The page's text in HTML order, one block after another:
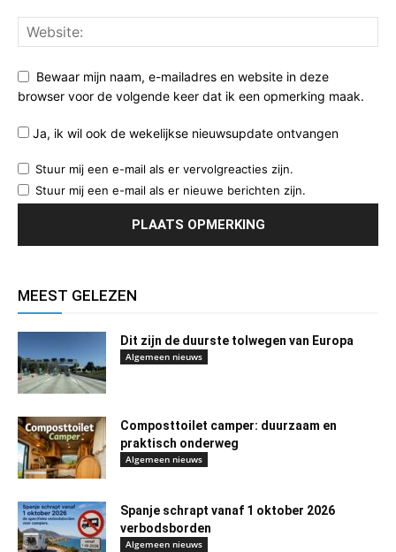
Bewaar mijn naam, e-mailadres en website in deze
browser voor de volgende keer dat ik een opmerking maak.
Ja, ik wil ook de wekelijkse nieuwsupdate ontvangen
Stuur mij een e-mail als er vervolgreacties zijn.
Stuur mij een e-mail als er nieuwe berichten zijn.
MEEST GELEZEN
Dit zijn de duurste tolwegen van Europa
Algemeen nieuws
Composttoilet camper: duurzaam en
praktisch onderweg
Algemeen nieuws
Spanje schrapt vanaf 1 oktober 2026
verbodsborden
Algemeen nieuws